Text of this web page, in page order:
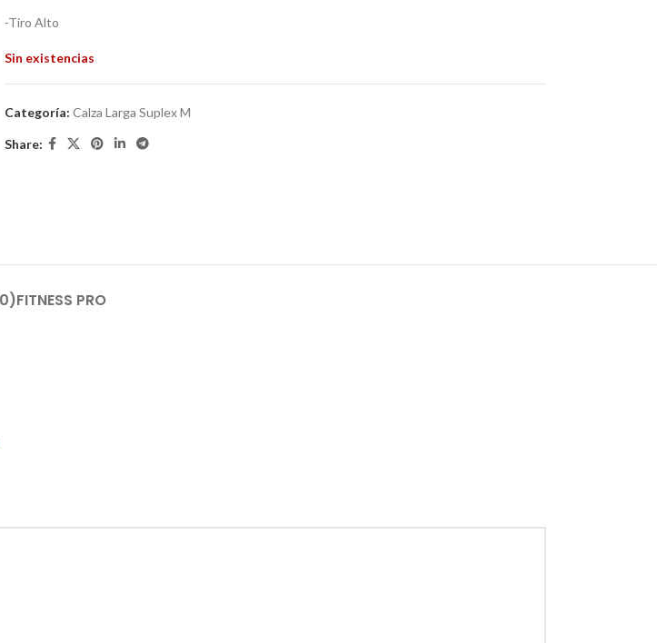
-Tiro Alto
Sin existencias
Categoría: Calza Larga Suplex M
Share:
FITNESS PRO